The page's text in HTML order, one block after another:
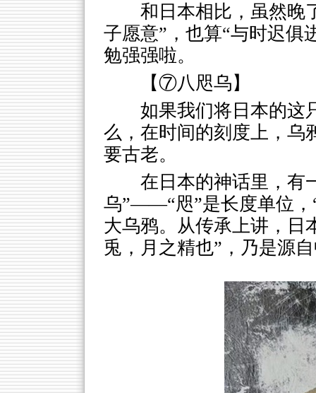
和日本相比，虽然晚
子愿意”，也算“与时迟俱
勉强强啦。
【⑦八咫乌】
如果我们将日本的这
么，在时间的刻度上，乌
要古老。
在日本的神话里，有
乌”——“咫”是长度单位，
大乌鸦。从传承上讲，日
兎，月之精也”，乃是源